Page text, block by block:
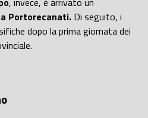
Portorecanati. Di seguito, i
dopo la prima giornata dei